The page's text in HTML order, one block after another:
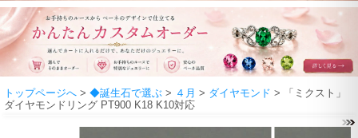
トップページへ > ◆誕生石で選ぶ > ４月 > ダイヤモンド > 「ミクスト」
ダイヤモンドリング PT900 K18 K10対応